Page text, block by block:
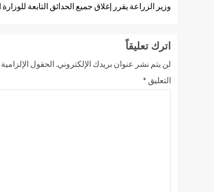
وزير الزراعة يقرر إغلاق جميع الحدائق التابعة
اترك تعليقاً
لن يتم نشر عنوان بريدك الإلكتروني. الحقول الإلزامية
التعليق *